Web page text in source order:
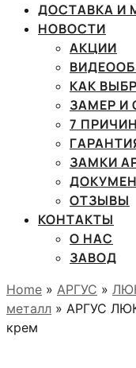
ДОСТАВКА И
НОВОСТИ
АКЦИИ
КАК
ЗАМЕР И
7
ЗАМКИ
ОТЗЫВЫ
КОНТАКТЫ
О НАС
ЗАВОД
Home » АРГУС »
металл » АРГУС
крем